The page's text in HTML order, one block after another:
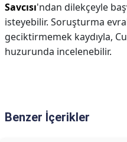
Savcısı'ndan dilekçeyle
isteyebilir. Soruşturma
geciktirmemek kaydıyla,
huzurunda incelenebilir.
Benzer İçerikler